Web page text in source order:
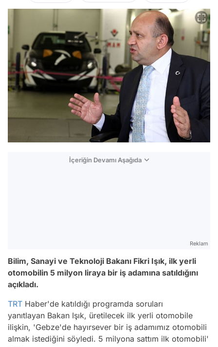
İçeriğin Devamı Aşağıda
Reklam
Bilim, Sanayi ve Teknoloji Bakanı Fikri Işık, ilk yerli
otomobilin 5 milyon liraya bir iş adamına satıldığını
açıkladı.
TRT Haber'de katıldığı programda soruları
yanıtlayan Bakan Işık, üretilecek ilk yerli otomobile
ilişkin, 'Gebze'de hayırsever bir iş adamımız otomobili
almak istediğini söyledi. 5 milyona sattım ilk otomobili'